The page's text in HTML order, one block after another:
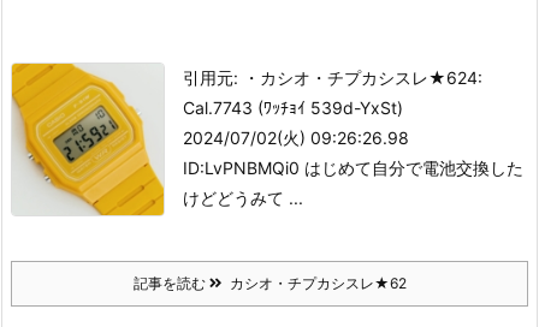
引用元: ・カシオ・チプカシスレ★624:
Cal.7743 (ﾜｯﾁｮｲ 539d-YxSt)
2024/07/02(火) 09:26:26.98
ID:LvPNBMQi0 はじめて自分で電池交換した
けどどうみて ...
記事を読む カシオ・チプカシスレ★62